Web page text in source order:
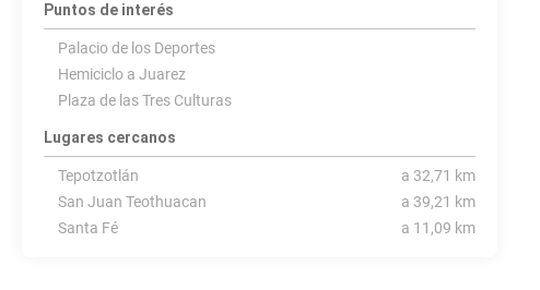
Puntos de interés
Palacio de los Deportes
Hemiciclo a Juarez
Plaza de las Tres Culturas
Lugares cercanos
Tepotzotlán
a 32,71 km
San Juan Teothuacan
a 39,21 km
Santa Fé
a 11,09 km